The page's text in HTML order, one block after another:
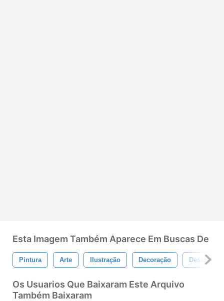
Esta Imagem Também Aparece Em Buscas De
Pintura Arte Ilustração Decoração Desenhar
Os Usuarios Que Baixaram Este Arquivo
Também Baixaram